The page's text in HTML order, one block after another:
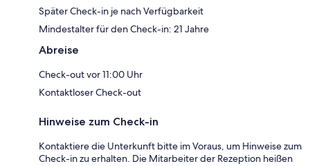
Später Check-in je nach Verfügbarkeit
Mindestalter für den Check-in: 21 Jahre
Abreise
Check-out vor 11:00 Uhr
Kontaktloser Check-out
Hinweise zum Check-in
Kontaktiere die Unterkunft bitte im Voraus, um Hinweise zum
Check-in zu erhalten. Die Mitarbeiter der Rezeption heißen